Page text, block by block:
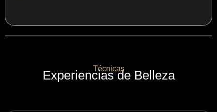
Técnicas
Experiencias de Belleza